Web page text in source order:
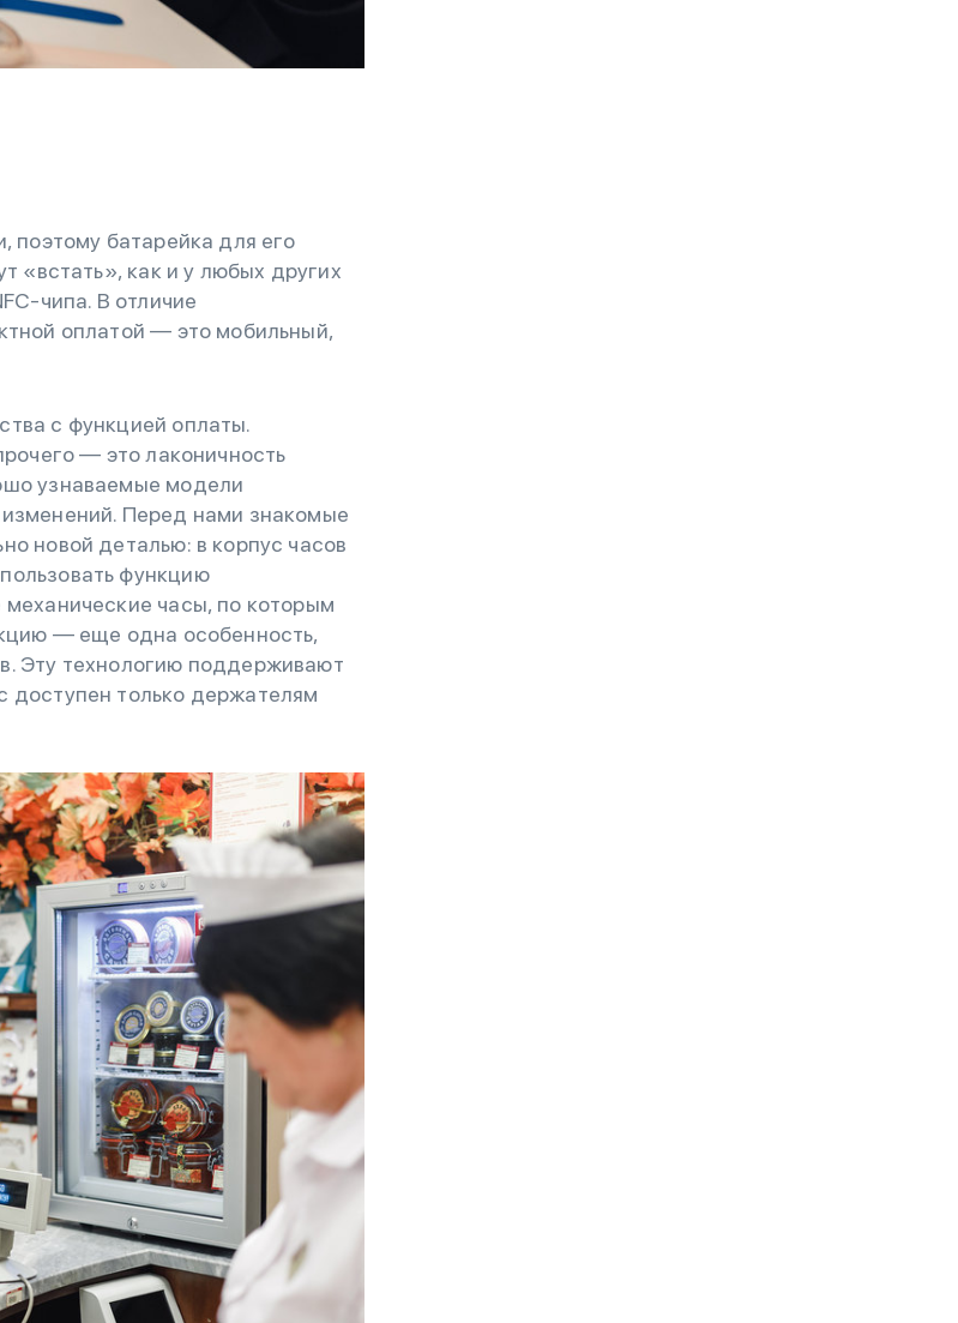
поэтому батарейка для его
«встать», как и у любых других
чипа. В отличие
оплатой — это мобильный,
с функцией оплаты.
— это лаконичность
узнаваемые модели
Перед нами знакомые
новой деталью: в корпус часов
функцию
часы, по которым
— еще одна особенность,
Эту технологию поддерживают
доступен только держателям